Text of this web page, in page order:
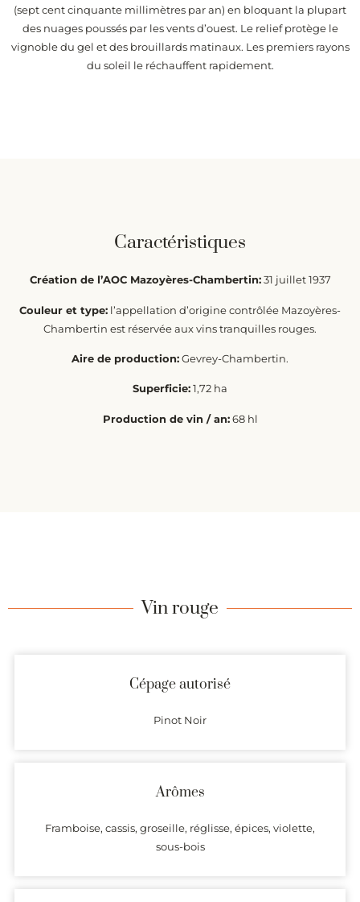
(sept cent cinquante millimètres par an) en bloquant la plupart
des nuages poussés par les vents d’ouest. Le relief protège le
vignoble du gel et des brouillards matinaux. Les premiers rayons
du soleil le réchauffent rapidement.
Caractéristiques
Création de l’AOC Mazoyères-Chambertin:31 juillet 1937
Couleur et type: l’appellation d’origine contrôlée Mazoyères-
Chambertin est réservée aux vins tranquilles rouges.
Aire de production:Gevrey-Chambertin.
Superficie:1,72 ha
Production de vin / an:68 hl
Vin rouge
Cépage autorisé
Pinot Noir
Arômes
Framboise, cassis, groseille, réglisse, épices, violette,
sous-bois